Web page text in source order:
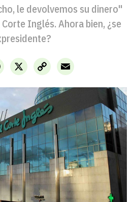
le devolvemos su dinero"
Inglés. Ahora bien, ¿se
X
Facebook
Copy
Link
Email